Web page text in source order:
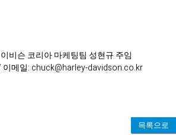
비슨 코리아 마케팅팀 성현규 주임
메일: chuck@harley-davidson.co.kr
목록으로